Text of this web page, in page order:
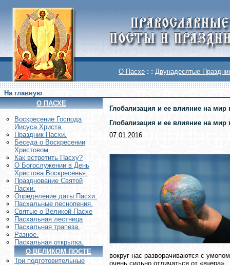
О Пасхе : : Двунадесятые
На главную
О ПАСХЕ
Воскреcение Господа
Иисуса Христа.
Праздник Пасхи.
Беседа о Воскресении
Христовом.
Как встретить Пасху?
О Богослужении в День
Христова Воскресенья.
Празднование Святой
Пасхи.
Определение даты Пасхи.
Пасхальные песнопения.
Святые о Великой Пасхе
Пасхальная лестница
Пасхальная трапеза.
Разное.
Пасхальная открытка.
О ВЕЛИКОМ ПОСТЕ
Три подготовительные
Глобализация и ее влияние на мир
Глобализация и ее влияние на мир
07.01.2016
вокруг нас разворачиваются с
очень сильно отличаться от «вчера».